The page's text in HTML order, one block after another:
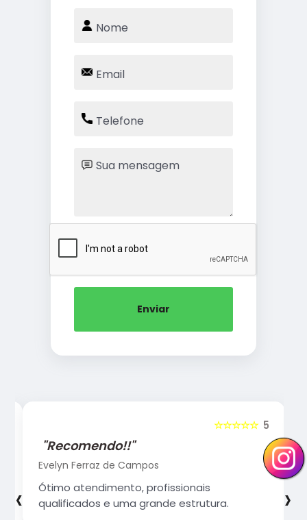
Enviar
5
☆☆☆☆☆
"Recomendo!!"
Evelyn Ferraz de Campos
Ótimo atendimento, profissionais
qualificados e uma grande estrutura.
‹ ›